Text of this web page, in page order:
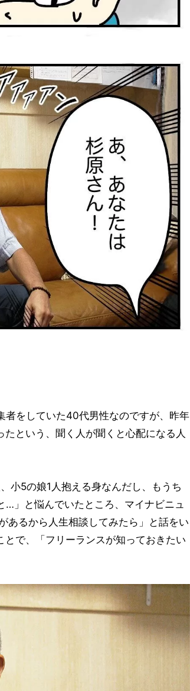
者をしていた40代男性なのですが、昨年
という、聞く人が聞くと心配になる人
小5の娘1人抱える身なんだし、もうち
…」と悩んでいたところ、マイナビニュ
あるから人生相談してみたら」と話をい
で、「フリーランスが知っておきたい